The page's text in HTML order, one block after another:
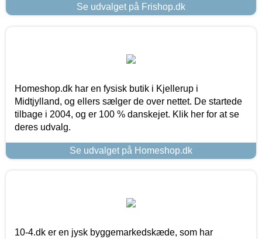
Se udvalget på Frishop.dk
Homeshop.dk har en fysisk butik i Kjellerup i
Midtjylland, og ellers sælger de over nettet. De startede
tilbage i 2004, og er 100 % danskejet. Klik her for at se
deres udvalg.
Se udvalget på Homeshop.dk
10-4.dk er en jysk byggemarkedskæde, som har